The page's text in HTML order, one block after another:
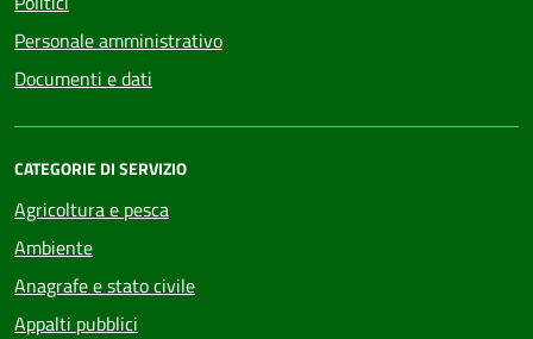
Personale amministrativo
Documenti e dati
CATEGORIE DI SERVIZIO
Agricoltura e pesca
Ambiente
Anagrafe e stato civile
Appalti pubblici